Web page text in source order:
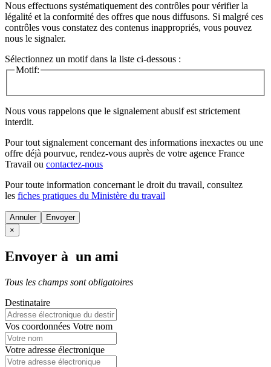
Nous effectuons systématiquement des contrôles pour vérifier la
légalité et la conformité des offres que nous diffusons. Si malgré ces
contrôles vous constatez des contenus inappropriés, vous pouvez
nous le signaler.
Sélectionnez un motif dans la liste ci-dessous :
Motif:
Nous vous rappelons que le signalement abusif est strictement
interdit.
Pour tout signalement concernant des informations inexactes ou une
offre déjà pourvue, rendez-vous auprès de votre agence France
Travail ou contactez-nous
Pour toute information concernant le droit du travail, consultez
les fiches pratiques du Ministère du travail
Annuler
×
Envoyer à un ami
Tous les champs sont obligatoires
Destinataire
Vos coordonnées Votre nom
Votre adresse électronique